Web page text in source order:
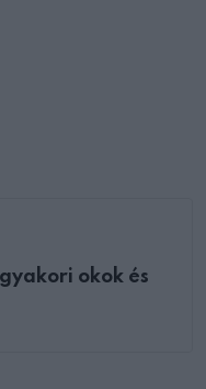
okok és